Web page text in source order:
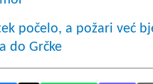
počelo, a požari već
do Grčke